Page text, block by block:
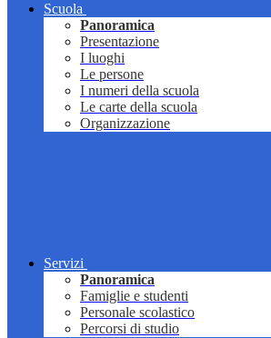
Scuola
Panoramica
Presentazione
I luoghi
Le persone
I numeri della scuola
Le carte della scuola
Organizzazione
Servizi
Panoramica
Famiglie e studenti
Personale scolastico
Percorsi di studio